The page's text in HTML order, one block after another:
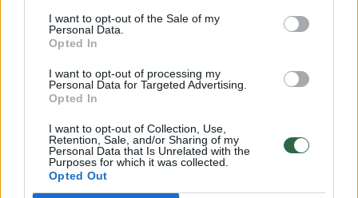
I want to opt-out of the Sale of my
Personal Data.
Opted In
I want to opt-out of processing my
Personal Data for Targeted Advertising.
Opted In
I want to opt-out of Collection, Use,
Retention, Sale, and/or Sharing of my
Personal Data that Is Unrelated with the
Purposes for which it was collected.
Opted Out
Nufilmavo, kaip patvino Vilniaus Vakarinis aplinkkelis:
vaizdas pribloškia
Žinios | Lietuvos diena
00:15:54
V. Zalužno pasisakymą laiko bandymu įsitvirtinti
Ukrainos politikoje: jis yra neteisus